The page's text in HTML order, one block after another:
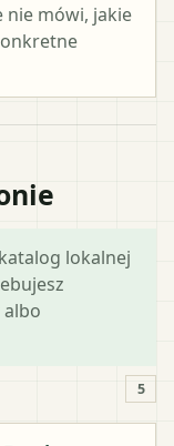
nie mówi, jakie
lokalnej
5